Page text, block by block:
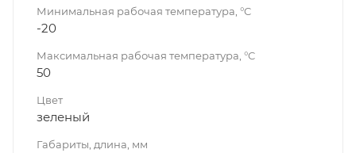
Минимальная рабочая температура, °C
-20
Максимальная рабочая температура, °C
50
Цвет
зеленый
Габариты, длина, мм